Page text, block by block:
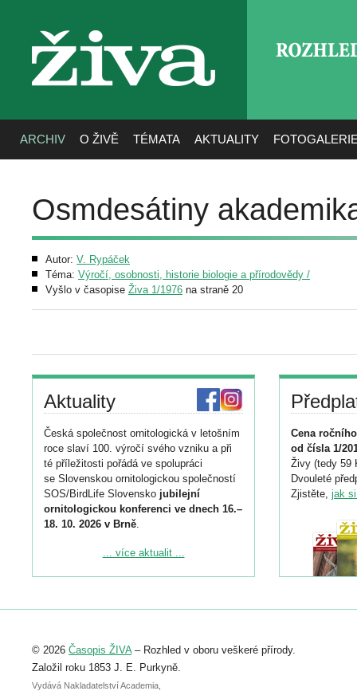
živa
ARCHIV O ŽIVĚ TÉMATA AKTUALITY
Osmdesátiny
Autor: V. Rypáček
Téma: Výročí, osobnosti, historie biologie a přírodovědy /
Vyšlo v časopise Živa 1/1976 na straně 20
Aktuality
Česká společnost ornitologická v letošním
roce slaví 100. výročí svého vzniku a při
té příležitosti pořádá ve spolupráci
se Slovenskou ornitologickou společností
SOS/BirdLife Slovensko jubilejní
ornitologickou konferenci ve dnech 16.–
18. 10. 2026 v Brně.
Podrobnější informace ke konferenci
Registrovat se můžete do 6. září.
abstraktu přihlášené přednášky nebo
posteru je už 30. června.
... více aktualit ...
Cena
od čísla 1/
Živy (tedy 59
Dvouleté
Zjistěte, jak
© 2026 Časopis ŽIVA– Rozhled v oboru veškeré přírody.
Založil roku 1853 J. E. Purkyně.
Vydává Nakladatelství Academia,